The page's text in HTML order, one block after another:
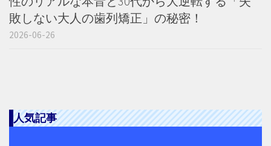
敗しない大人の歯列矯正」の秘密！
2026-06-26
人気記事